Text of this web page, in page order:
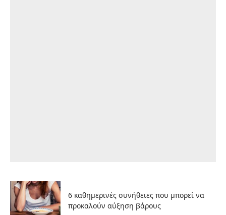
6 καθημερινές συνήθειες που μπορεί να
προκαλούν αύξηση βάρους